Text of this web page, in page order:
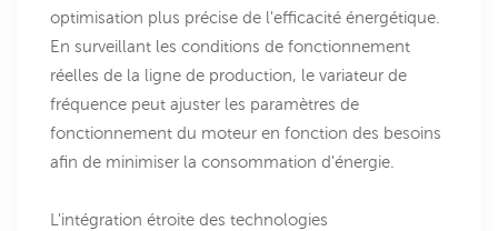
optimisation plus précise de l'efficacité énergétique.
En surveillant les conditions de fonctionnement
réelles de la ligne de production, le variateur de
fréquence peut ajuster les paramètres de
fonctionnement du moteur en fonction des besoins
afin de minimiser la consommation d'énergie.
L'intégration étroite des technologies